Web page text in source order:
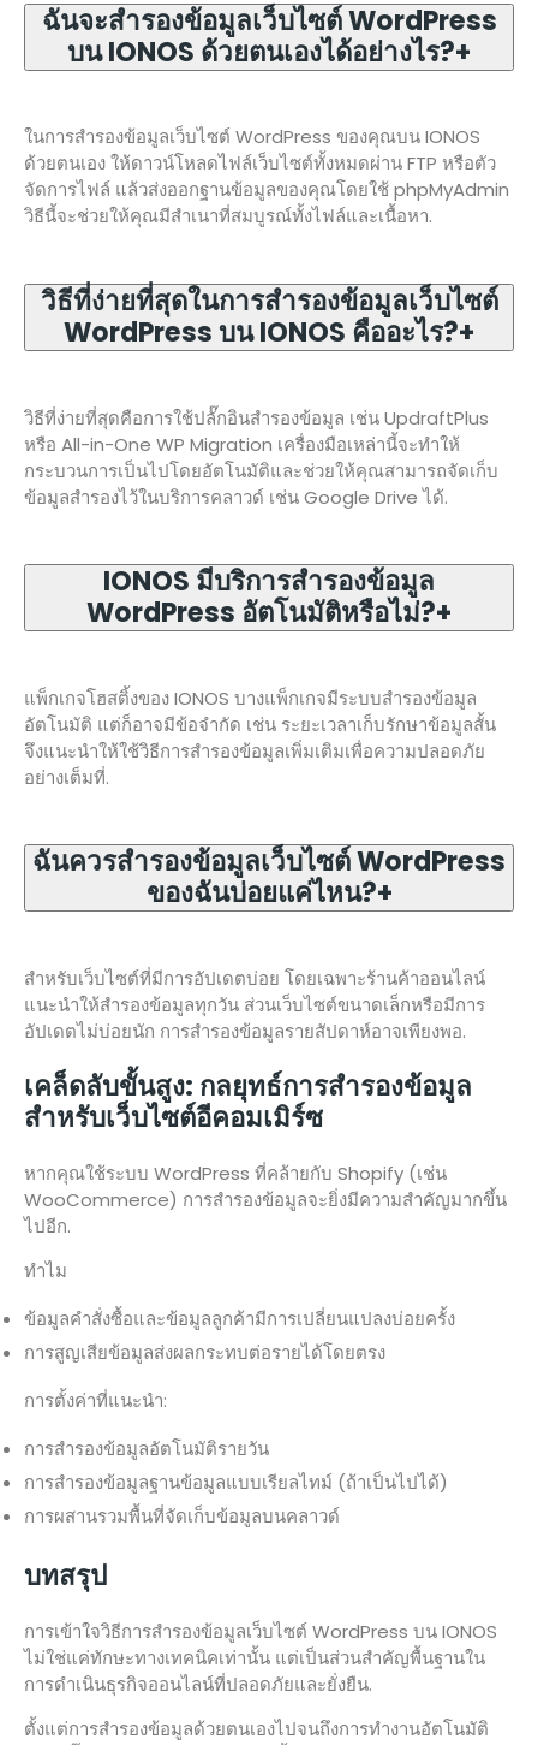
ฉันจะสำรองข้อมูลเว็บไซต์ WordPress
บน IONOS ด้วยตนเองได้อย่างไร?+
ในการสำรองข้อมูลเว็บไซต์ WordPress ของคุณบน IONOS
ด้วยตนเอง ให้ดาวน์โหลดไฟล์เว็บไซต์ทั้งหมดผ่าน FTP หรือตัว
จัดการไฟล์ แล้วส่งออกฐานข้อมูลของคุณโดยใช้ phpMyAdmin
วิธีนี้จะช่วยให้คุณมีสำเนาที่สมบูรณ์ทั้งไฟล์และเนื้อหา.
วิธีที่ง่ายที่สุดในการสำรองข้อมูลเว็บไซต์
WordPress บน IONOS คืออะไร?+
วิธีที่ง่ายที่สุดคือการใช้ปลั๊กอินสำรองข้อมูล เช่น UpdraftPlus
หรือ All-in-One WP Migration เครื่องมือเหล่านี้จะทำให้
กระบวนการเป็นไปโดยอัตโนมัติและช่วยให้คุณสามารถจัดเก็บ
ข้อมูลสำรองไว้ในบริการคลาวด์ เช่น Google Drive ได้.
IONOS มีบริการสำรองข้อมูล
WordPress อัตโนมัติหรือไม่?+
แพ็กเกจโฮสติ้งของ IONOS บางแพ็กเกจมีระบบสำรองข้อมูล
อัตโนมัติ แต่ก็อาจมีข้อจำกัด เช่น ระยะเวลาเก็บรักษาข้อมูลสั้น
จึงแนะนำให้ใช้วิธีการสำรองข้อมูลเพิ่มเติมเพื่อความปลอดภัย
อย่างเต็มที่.
ฉันควรสำรองข้อมูลเว็บไซต์ WordPress
ของฉันบ่อยแค่ไหน?+
สำหรับเว็บไซต์ที่มีการอัปเดตบ่อย โดยเฉพาะร้านค้าออนไลน์
แนะนำให้สำรองข้อมูลทุกวัน ส่วนเว็บไซต์ขนาดเล็กหรือมีการ
อัปเดตไม่บ่อยนัก การสำรองข้อมูลรายสัปดาห์อาจเพียงพอ.
เคล็ดลับขั้นสูง: กลยุทธ์การสำรองข้อมูล
สำหรับเว็บไซต์อีคอมเมิร์ซ
หากคุณใช้ระบบ WordPress ที่คล้ายกับ Shopify (เช่น
WooCommerce) การสำรองข้อมูลจะยิ่งมีความสำคัญมากขึ้น
ไปอีก.
ทำไม
ข้อมูลคำสั่งซื้อและข้อมูลลูกค้ามีการเปลี่ยนแปลงบ่อยครั้ง
การสูญเสียข้อมูลส่งผลกระทบต่อรายได้โดยตรง
การตั้งค่าที่แนะนำ:
การสำรองข้อมูลอัตโนมัติรายวัน
การสำรองข้อมูลฐานข้อมูลแบบเรียลไทม์ (ถ้าเป็นไปได้)
การผสานรวมพื้นที่จัดเก็บข้อมูลบนคลาวด์
บทสรุป
การเข้าใจวิธีการสำรองข้อมูลเว็บไซต์ WordPress บน IONOS
ไม่ใช่แค่ทักษะทางเทคนิคเท่านั้น แต่เป็นส่วนสำคัญพื้นฐานใน
การดำเนินธุรกิจออนไลน์ที่ปลอดภัยและยั่งยืน.
ตั้งแต่การสำรองข้อมูลด้วยตนเองไปจนถึงการทำงานอัตโนมัติ